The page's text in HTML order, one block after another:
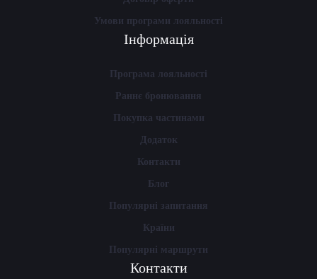
Умови програми лояльності
Інформація
Програма лояльності
Раннє бронювання
Покупка частинами
Додаток
Контакти
Блог
Популярні запитання
Країни
Популярні маршрути
Контакти